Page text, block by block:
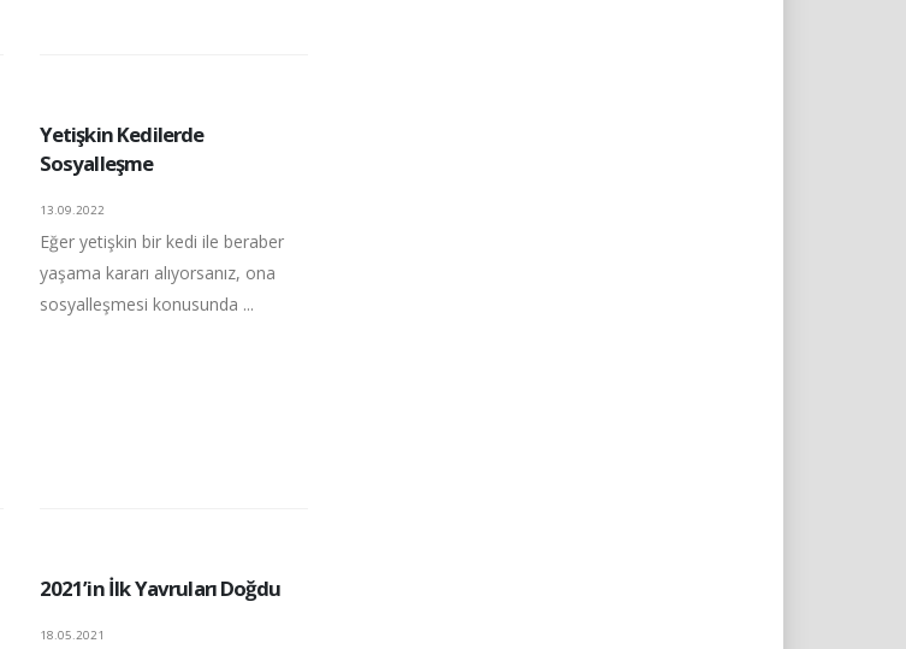
Yetişkin Kedilerde
Sosyalleşme
13.09.2022
Eğer yetişkin bir kedi ile beraber
yaşama kararı alıyorsanız, ona
sosyalleşmesi konusunda ...
2021’in İlk Yavruları Doğdu
18.05.2021